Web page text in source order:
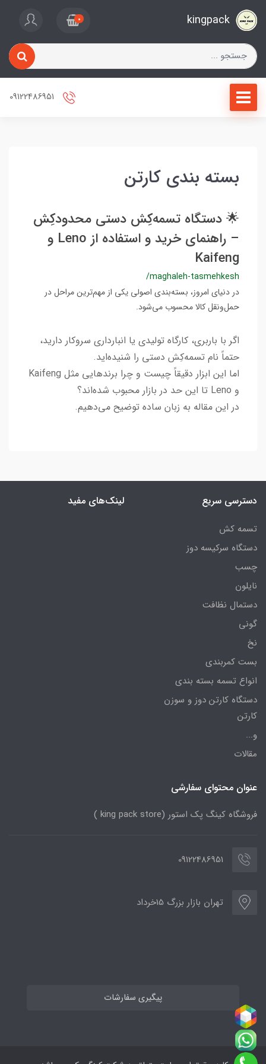
kingpack
0
بسته بندی کارتن
🌟 دستگاه تسمه‌کِش دستی محدودکِش
– راهنمای خرید و استفاده از Leno و
Kaifeng
/maghaleh-tasmehkesh
در دنیای امروز، بسته‌بندی اصولی یکی از مهم‌ترین مراحل در
حمل‌ونقل کالا محسوب می‌شود.
اگر با باربری، کارگاه تولیدی یا انبارداری سروکار دارید،
حتماً نام تسمه‌کِش دستی را شنیده‌اید.
اما این ابزار دقیقاً چیست و چرا برندهایی مثل Kaifeng
و Leno تا این حد در بازار محبوب شده‌اند؟
در این مقاله به زبان ساده توضیح می‌دهیم.
دسترسی سریع
تسمه کش
دستگاه سرکیسه دوز
چسب
نایلون
دستمال نظافت
گونی
نخ
بست کمربندی
انواع تسمه بسته بندی
دستگاه کارتن دوز و سوزن
کارتن
و...
مقالات
لینک‌های مفید
عنوان محتوای سفارشی
فروشگاه کینگ پک استور (king pack store )
09122486951
تهران بازار بزرگ 15خرداد
پیگیری سفارشات